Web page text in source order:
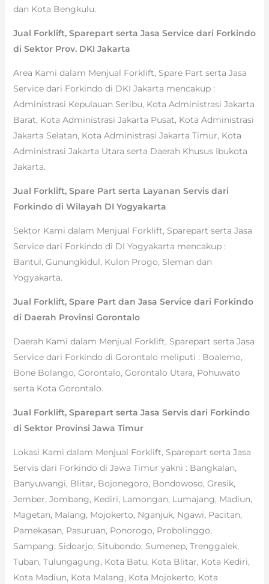
dan Kota Bengkulu.
Jual Forklift, Sparepart serta Jasa Service dari Forkindo
di Sektor Prov. DKI Jakarta
Area Kami dalam Menjual Forklift, Spare Part serta Jasa
Service dari Forkindo di DKI Jakarta mencakup :
Administrasi Kepulauan Seribu, Kota Administrasi Jakarta
Barat, Kota Administrasi Jakarta Pusat, Kota Administrasi
Jakarta Selatan, Kota Administrasi Jakarta Timur, Kota
Administrasi Jakarta Utara serta Daerah Khusus Ibukota
Jakarta.
Jual Forklift, Spare Part serta Layanan Servis dari
Forkindo di Wilayah DI Yogyakarta
Sektor Kami dalam Menjual Forklift, Sparepart serta Jasa
Service dari Forkindo di DI Yogyakarta mencakup :
Bantul, Gunungkidul, Kulon Progo, Sleman dan
Yogyakarta.
Jual Forklift, Spare Part dan Jasa Service dari Forkindo
di Daerah Provinsi Gorontalo
Daerah Kami dalam Menjual Forklift, Sparepart serta Jasa
Service dari Forkindo di Gorontalo meliputi : Boalemo,
Bone Bolango, Gorontalo, Gorontalo Utara, Pohuwato
serta Kota Gorontalo.
Jual Forklift, Sparepart serta Jasa Servis dari Forkindo
di Sektor Provinsi Jawa Timur
Lokasi Kami dalam Menjual Forklift, Sparepart serta Jasa
Servis dari Forkindo di Jawa Timur yakni : Bangkalan,
Banyuwangi, Blitar, Bojonegoro, Bondowoso, Gresik,
Jember, Jombang, Kediri, Lamongan, Lumajang, Madiun,
Magetan, Malang, Mojokerto, Nganjuk, Ngawi, Pacitan,
Pamekasan, Pasuruan, Ponorogo, Probolinggo,
Sampang, Sidoarjo, Situbondo, Sumenep, Trenggalek,
Tuban, Tulungagung, Kota Batu, Kota Blitar, Kota Kediri,
Kota Madiun, Kota Malang, Kota Mojokerto, Kota